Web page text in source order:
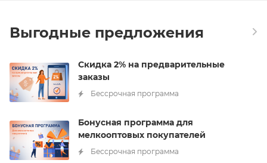
Выгодные предложения
Скидка 2% на предварительные
заказы
Бессрочная программа
Бонусная программа для
мелкооптовых покупателей
Бессрочная программа